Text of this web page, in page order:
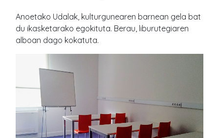
Anoetako Udalak, kulturgunearen barnean gela bat
du ikasketarako egokituta. Berau, liburutegiaren
alboan dago kokatuta.